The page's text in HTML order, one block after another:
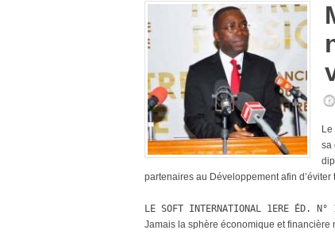
sa
partenaires au Développement afin
LE SOFT INTERNATIONAL 1ERE ÉD.
Jamais la sphère économique et financière